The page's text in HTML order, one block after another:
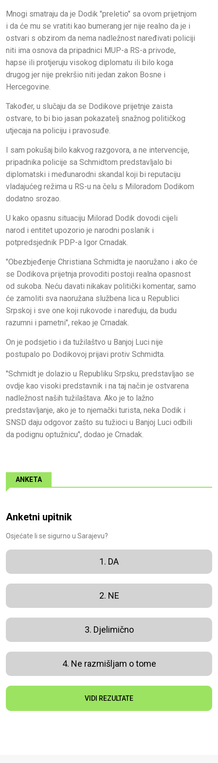
Mnogi smatraju da je Dodik "preletio" sa ovom prijetnjom
i da će mu se vratiti kao bumerang jer nije realno da je i
ostvari s obzirom da nema nadležnost naređivati policiji
niti ima osnova da pripadnici MUP-a RS-a privode,
hapse ili protjeruju visokog diplomatu ili bilo koga
drugog jer nije prekršio niti jedan zakon Bosne i
Hercegovine.
Također, u slučaju da se Dodikove prijetnje zaista
ostvare, to bi bio jasan pokazatelj snažnog političkog
utjecaja na policiju i pravosuđe.
I sam pokušaj bilo kakvog razgovora, a ne intervencije,
pripadnika policije sa Schmidtom predstavljalo bi
diplomatski i međunarodni skandal koji bi reputaciju
vladajućeg režima u RS-u na čelu s Miloradom Dodikom
dodatno srozao.
U kako opasnu situaciju Milorad Dodik dovodi cijeli
narod i entitet upozorio je narodni poslanik i
potpredsjednik PDP-a Igor Crnadak.
"Obezbjeđenje Christiana Schmidta je naoružano i ako će
se Dodikova prijetnja provoditi postoji realna opasnost
od sukoba. Neću davati nikakav politički komentar, samo
će zamoliti sva naoružana službena lica u Republici
Srpskoj i sve one koji rukovode i naređuju, da budu
razumni i pametni", rekao je Crnadak.
On je podsjetio i da tužilaštvo u Banjoj Luci nije
postupalo po Dodikovoj prijavi protiv Schmidta.
"Schmidt je dolazio u Republiku Srpsku, predstavljao se
ovdje kao visoki predstavnik i na taj način je ostvarena
nadležnost naših tužilaštava. Ako je to lažno
predstavljanje, ako je to njemački turista, neka Dodik i
SNSD daju odgovor zašto su tužioci u Banjoj Luci odbili
da podignu optužnicu", dodao je Crnadak.
ANKETA
Anketni upitnik
Osjećate li se sigurno u Sarajevu?
1. DA
2. NE
3. Djelimično
4. Ne razmišljam o tome
VIDI REZULTATE